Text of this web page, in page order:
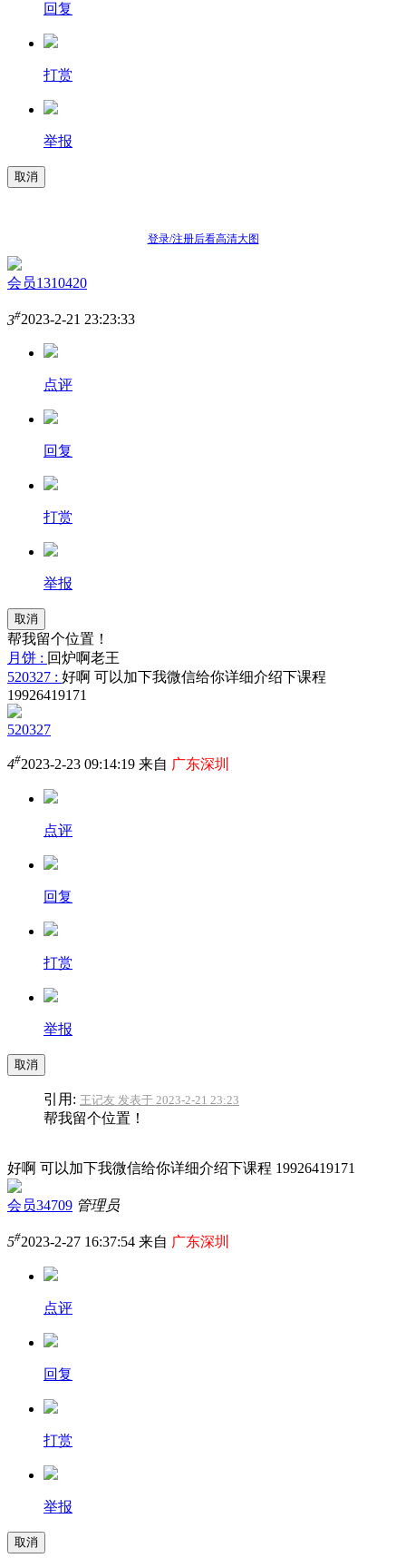
回复
打赏
举报
取消
登录/注册后看高清大图
会员1310420
3#2023-2-21 23:23:33
点评
回复
打赏
举报
取消
帮我留个位置！
月饼 : 回炉啊老王
520327 : 好啊 可以加下我微信给你详细介绍下课程
19926419171
520327
4#2023-2-23 09:14:19 来自 广东深圳
点评
回复
打赏
举报
取消
引用: 王记友 发表于 2023-2-21 23:23
帮我留个位置！
好啊 可以加下我微信给你详细介绍下课程 19926419171
会员34709 管理员
5#2023-2-27 16:37:54 来自 广东深圳
点评
回复
打赏
举报
取消